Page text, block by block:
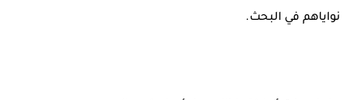
نواياهم في البحث.